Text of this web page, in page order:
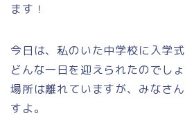
ます！
今日は、私のいた中学校に入学
どんな一日を迎えられたのでしょ
場所は離れていますが、みなさ
すよ。